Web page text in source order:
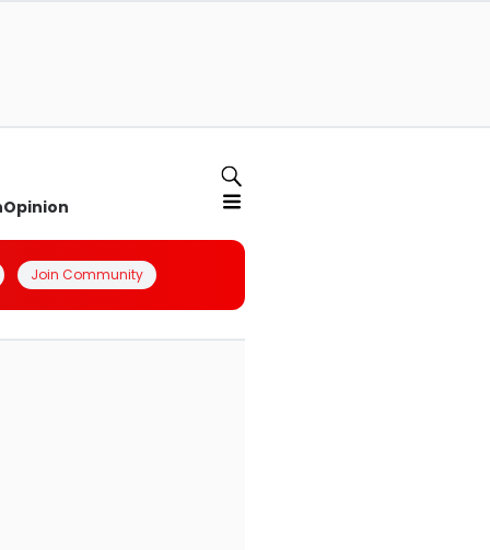
Opinion
Join Community